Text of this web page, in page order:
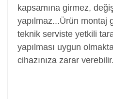
kapsamına girmez,
yapılmaz...Ürün montaj
teknik serviste yetkili
yapılması uygun
cihazınıza zarar verebilir.